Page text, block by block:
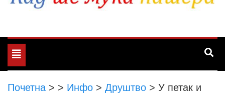
Toggle
navigation
Почетна > > Инфо > Друштво > У петак и